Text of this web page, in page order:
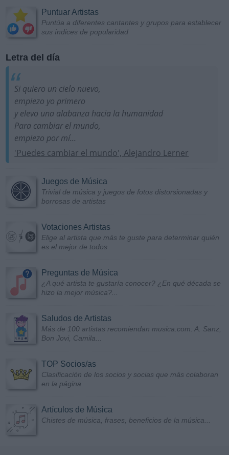
Puntuar Artistas
Puntúa a diferentes cantantes y grupos para establecer
sus índices de popularidad
Letra del día
Si quiero un cielo nuevo,
empiezo yo primero
y elevo una alabanza hacia la humanidad
Para cambiar el mundo,
empiezo por mí...
'Puedes cambiar el mundo', Alejandro Lerner
Juegos de Música
Trivial de música y juegos de fotos distorsionadas y
borrosas de artistas
Votaciones Artistas
Elige al artista que más te guste para determinar quién
es el mejor de todos
Preguntas de Música
¿A qué artista te gustaría conocer? ¿En qué década se
hizo la mejor música?...
Saludos de Artistas
Más de 100 artistas recomiendan musica.com: A. Sanz,
Bon Jovi, Camila...
TOP Socios/as
Clasificación de los socios y socias que más colaboran
en la página
Artículos de Música
Chistes de música, frases, beneficios de la música...